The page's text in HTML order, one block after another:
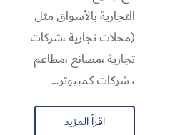
التجارية بالأسواق مثل
(محلات تجارية ،شركات
تجارية ،مصانع ،مطاعم
، شركات كمبيوتر...
اقرأ المزيد